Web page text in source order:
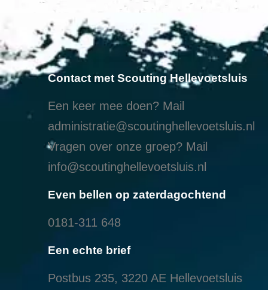
Contact met Scouting Hellevoetsluis
Een keer mee doen? Mail
administratie@scoutinghellevoetsluis.nl
Vragen over onze groep? Mail
info@scoutinghellevoetsluis.nl
Even bellen op zaterdagochtend
0181-311 648
Een echte brief
Postbus 235, 3220 AE Hellevoetsluis